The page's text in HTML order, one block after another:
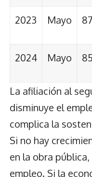
2023 Mayo
2024 Mayo
La afiliación al
disminuye el
complica la
Si no hay
en la obra
empleo. Si la